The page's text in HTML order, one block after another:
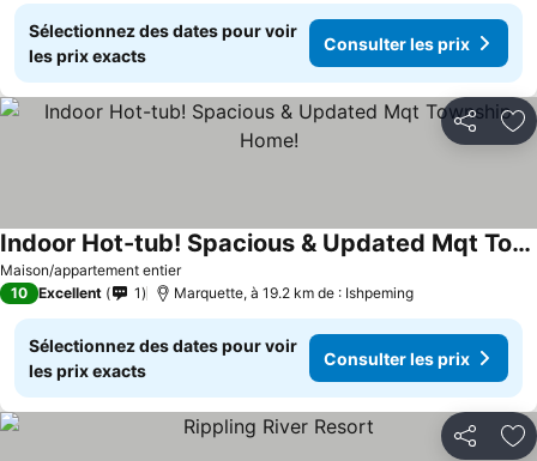
Sélectionnez des dates pour voir
les prix exacts
Consulter les prix
Partager
Maison/appartement entier
Indoor Hot-tub! Spacious & Updated Mqt Township Home!
10 Excellent 1 Marquette, à 19.2 km de : Ishpeming
Sélectionnez des dates pour voir
les prix exacts
Consulter les prix
Partager